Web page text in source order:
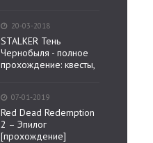
20-03-2018
STALKER Тень
Чернобыля - полное
прохождение: квесты,
07-01-2019
Red Dead Redemption
2 – Эпилог
[прохождение]